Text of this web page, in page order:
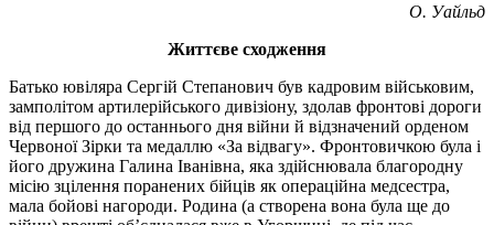
О. Уайльд
Життєве сходження
Батько ювіляра Сергій Степанович був кадровим військовим,
замполітом артилерійського дивізіону, здолав фронтові дороги
від першого до останнього дня війни й відзначений орденом
Червоної Зірки та медаллю «За відвагу». Фронтовичкою була і
його дружина Галина Іванівна, яка здійснювала благородну
місію зцілення поранених бійців як операційна медсестра,
мала бойові нагороди. Родина (а створена вона була ще до